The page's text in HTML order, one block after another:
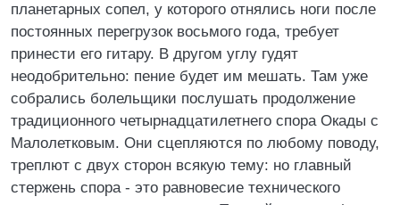
планетарных сопел, у которого отнялись ноги после
постоянных перегрузок восьмого года, требует
принести его гитару. В другом углу гудят
неодобрительно: пение будет им мешать. Там уже
собрались болельщики послушать продолжение
традиционного четырнадцатилетнего спора Окады с
Малолетковым. Они сцепляются по любому поводу,
треплют с двух сторон всякую тему: но главный
стержень спора - это равновесие технического